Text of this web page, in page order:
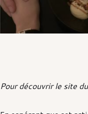
Pour découvrir le site